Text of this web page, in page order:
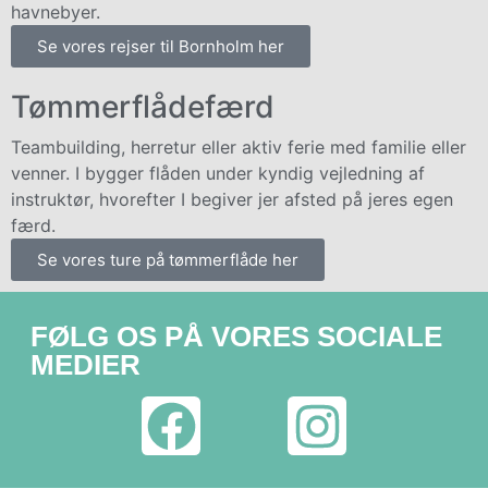
havnebyer.
Se vores rejser til Bornholm her
Tømmerflådefærd
Teambuilding, herretur eller aktiv ferie med familie eller
venner. I bygger flåden under kyndig vejledning af
instruktør, hvorefter I begiver jer afsted på jeres egen
færd.
Se vores ture på tømmerflåde her
FØLG OS PÅ VORES SOCIALE
MEDIER